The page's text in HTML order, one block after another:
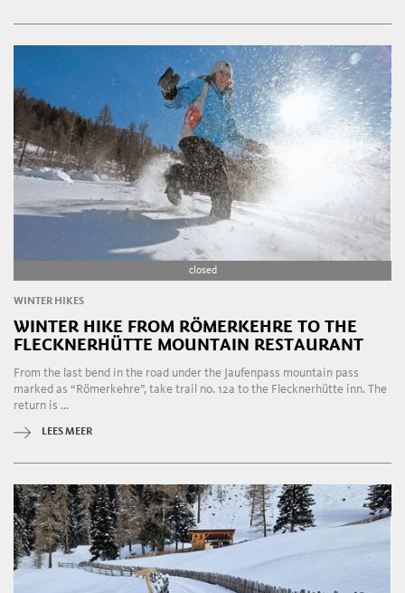
closed
WINTER HIKES
WINTER HIKE FROM RÖMERKEHRE TO THE
FLECKNERHÜTTE MOUNTAIN RESTAURANT
From the last bend in the road under the Jaufenpass mountain pass
marked as “Römerkehre”, take trail no. 12a to the Flecknerhütte inn. The
return is ...
LEES MEER